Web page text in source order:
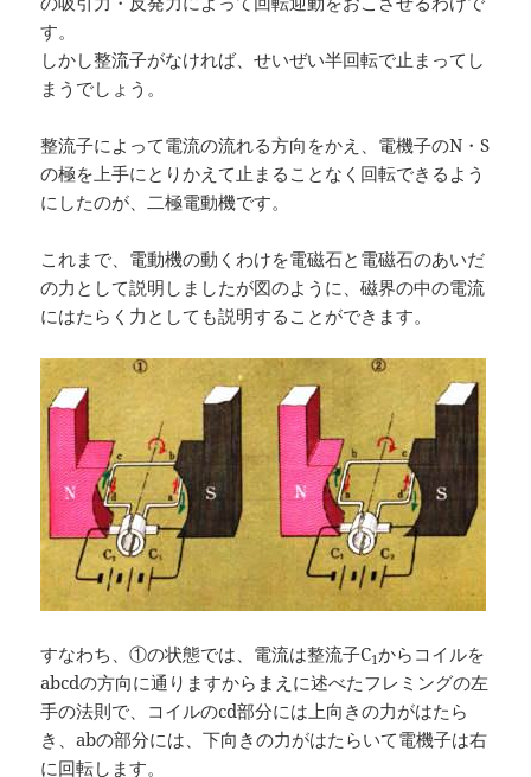
す。
しかし整流子がなければ、せいぜい半回転で止まってし
まうでしょう。
整流子によって電流の流れる方向をかえ、電機子のN・S
の極を上手にとりかえて止まることなく回転できるよう
にしたのが、二極電動機です。
これまで、電動機の動くわけを電磁石と電磁石のあいだ
の力として説明しましたが図のように、磁界の中の電流
にはたらく力としても説明することができます。
すなわち、①の状態では、電流は整流子C1からコイルを
abcdの方向に通りますからまえに述べたフレミングの左
手の法則で、コイルのcd部分には上向きの力がはたら
き、abの部分には、下向きの力がはたらいて電機子は右
に回転します。